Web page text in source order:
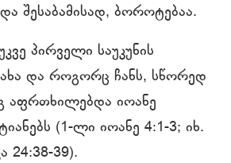
შესაბამისად, ბოროტებაა.
პირველი საუკუნის
და როგორც ჩანს, სწორედ
აფრთხილებდა იოანე
(1-ლი იოანე 4:1-3; იხ.
24:38-39).